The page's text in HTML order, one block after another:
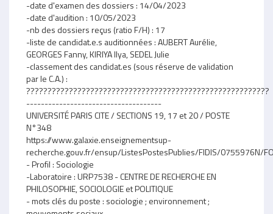
-date d'examen des dossiers : 14/04/2023
-date d'audition : 10/05/2023
-nb des dossiers reçus (ratio F/H) : 17
-liste de candidat.e.s auditionnées : AUBERT Aurélie,
GEORGES Fanny, KIRIYA Ilya, SEDEL Julie
-classement des candidat.es (sous réserve de validation
par le C.A.) :
?????????????????????????????????????????????????????????
-------------------------------------
UNIVERSITÉ PARIS CITE / SECTIONS 19, 17 et 20 / POSTE
N°348
https://www.galaxie.enseignementsup-
recherche.gouv.fr/ensup/ListesPostesPublies/FIDIS/0755976N/
- Profil : Sociologie
-Laboratoire : URP7538 - CENTRE DE RECHERCHE EN
PHILOSOPHIE, SOCIOLOGIE et POLITIQUE
- mots clés du poste : sociologie ; environnement ;